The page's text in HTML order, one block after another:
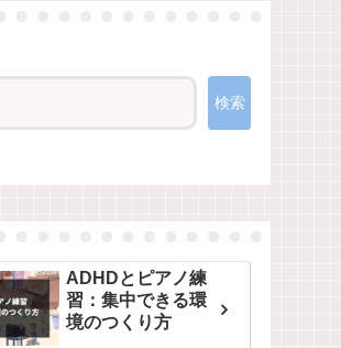
検索
ADHDとピアノ練
習：集中できる環
境のつくり方